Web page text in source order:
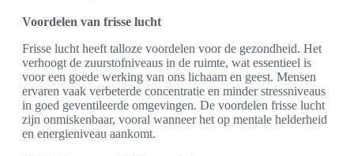
Voordelen van frisse lucht
Frisse lucht heeft talloze voordelen voor de gezondheid. Het
verhoogt de zuurstofniveaus in de ruimte, wat essentieel is
voor een goede werking van ons lichaam en geest. Mensen
ervaren vaak verbeterde concentratie en minder stressniveaus
in goed geventileerde omgevingen. De voordelen frisse lucht
zijn onmiskenbaar, vooral wanneer het op mentale helderheid
en energieniveau aankomt.